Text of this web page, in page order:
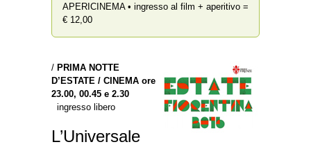
APERICINEMA • ingresso al film + aperitivo =
€ 12,00
/ PRIMA NOTTE
D’ESTATE / CINEMA ore
23.00, 00.45 e 2.30
ingresso libero
L’Universale